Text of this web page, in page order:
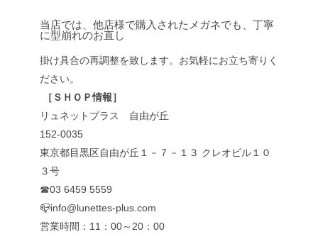
当店では、他店様で購入されたメガネでも、丁寧
に型崩れのお直し
掛け具合の再調整を致します。お気軽にお立ち寄りく
ださい。
［ＳＨＯＰ情報］
リュネットプラス 自由が丘
152-0035
東京都目黒区自由が丘１－７－１３ クレオビル１０
３号
☎03 6459 5559
📪info@lunettes-plus.com
営業時間：11：00～20：00